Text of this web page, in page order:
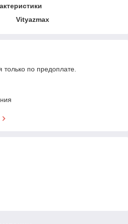
Vityazmax
только по предоплате.